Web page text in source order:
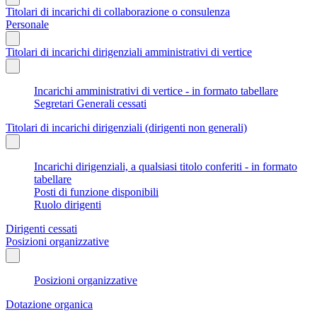
Titolari di incarichi di collaborazione o consulenza
Personale
Titolari di incarichi dirigenziali amministrativi di vertice
Incarichi amministrativi di vertice - in formato tabellare
Segretari Generali cessati
Titolari di incarichi dirigenziali (dirigenti non generali)
Incarichi dirigenziali, a qualsiasi titolo conferiti - in formato
tabellare
Posti di funzione disponibili
Ruolo dirigenti
Dirigenti cessati
Posizioni organizzative
Posizioni organizzative
Dotazione organica